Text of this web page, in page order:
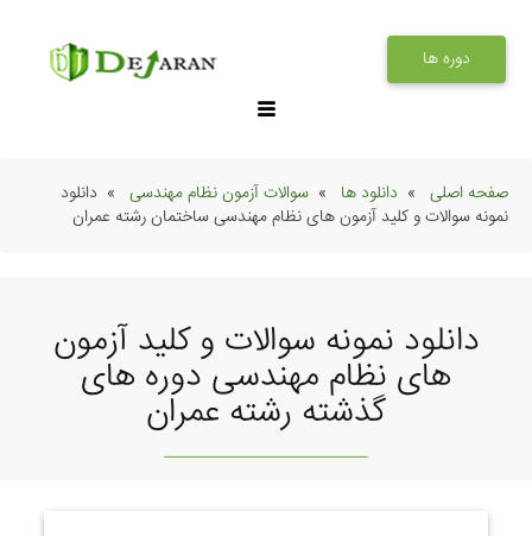
دوره ها
صفحه اصلی دانلود ها سوالات آزمون نظام مهندسی
دانلود
نمونه سوالات و کلید آزمون های نظام مهندسی ساختمان رشته عمران
دانلود نمونه سوالات و کلید آزمون
های نظام مهندسی دوره های
گذشته رشته عمران